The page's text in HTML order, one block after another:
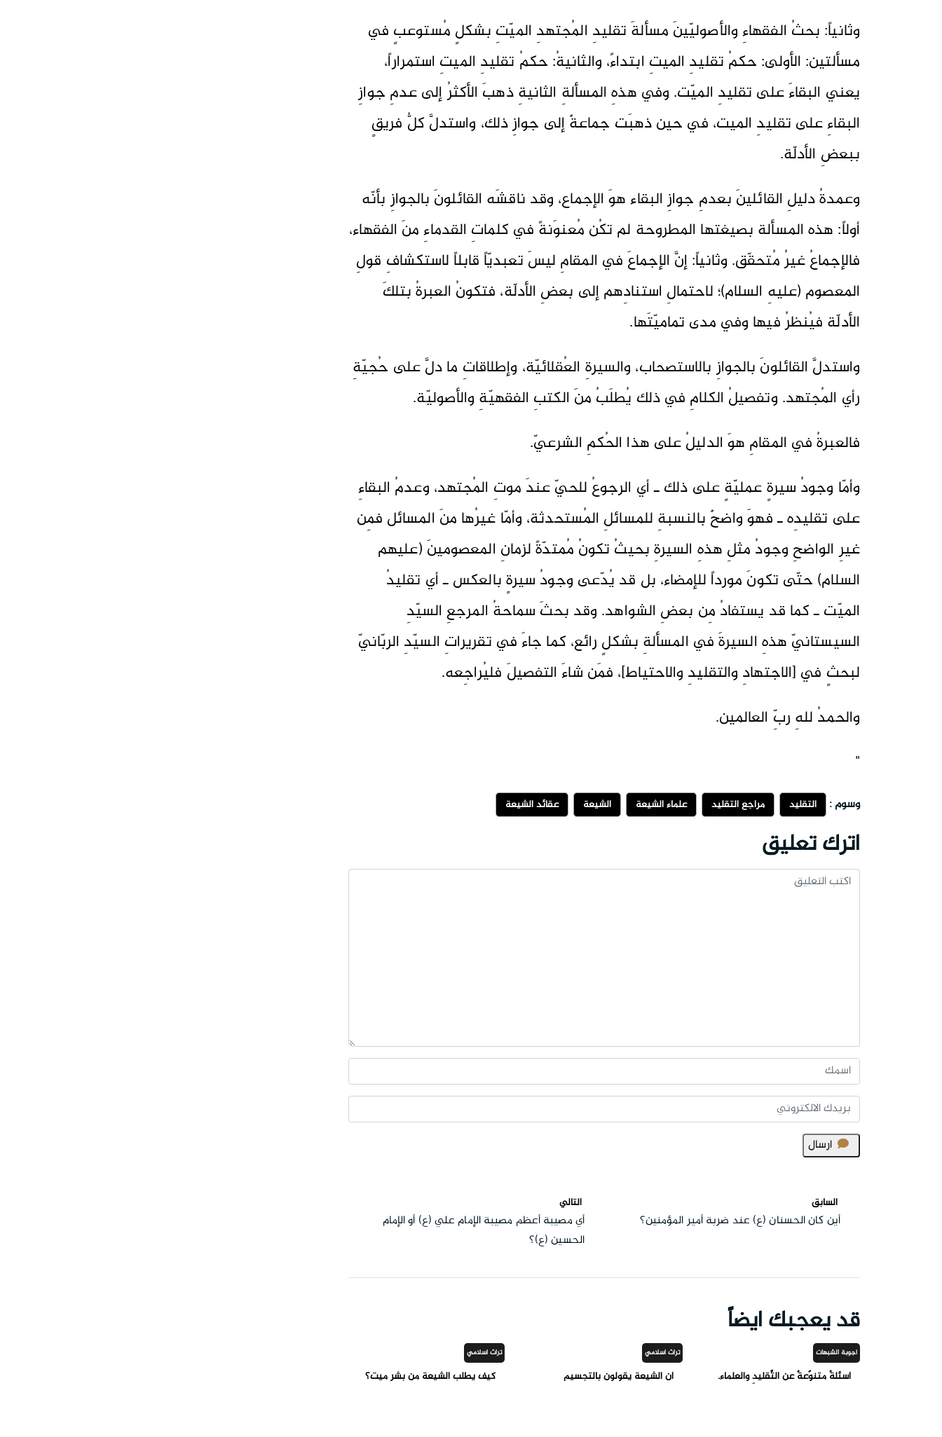
وثانياً: بحثُ الفقهاءِ والأصوليّينَ مسألةَ تقليدِ المُجتهدِ الميّتِ بشكلٍ مُستوعبٍ في
مسألتين: الأولى: حكمُ تقليدِ الميتِ ابتداءً، والثانيةُ: حكمُ تقليدِ الميتِ استمراراً،
يعني البقاءَ على تقليدِ الميّت. وفي هذهِ المسألةِ الثانيةِ ذهبَ الأكثرُ إلى عدمِ جوازِ
البقاءِ على تقليدِ الميت، في حين ذهبَت جماعةٌ إلى جوازِ ذلك، واستدلَّ كلُّ فريقٍ
ببعضِ الأدلّة.
وعمدةُ دليلِ القائلينَ بعدمِ جوازِ البقاء هوَ الإجماع، وقد ناقشَه القائلونَ بالجوازِ بأنّه
أولاً: هذه المسألة بصيغتها المطروحة لم تكُن مُعنوَنةً في كلماتِ القدماءِ منَ الفقهاء،
فالإجماعُ غيرُ مُتحقّق. وثانياً: إنَّ الإجماعَ في المقامِ ليسَ تعبديّاً قابلاً لاستكشافِ قولِ
المعصوم (عليهِ السلام)؛ لاحتمالِ استنادِهم إلى بعضِ الأدلّة، فتكونُ العبرةُ بتلكَ
الأدلّة فيُنظرُ فيها وفي مدى تماميّتَها.
واستدلَّ القائلونَ بالجوازِ بالاستصحاب، والسيرةِ العُقلائيّة، وإطلاقاتِ ما دلَّ على حُجيّةِ
رأي المُجتهد. وتفصيلُ الكلامِ في ذلك يُطلَبُ منَ الكتبِ الفقهيّةِ والأصوليّة.
فالعبرةُ في المقامِ هوَ الدليلُ على هذا الحُكمِ الشرعيّ.
وأمّا وجودُ سيرةٍ عمليّةٍ على ذلك ـ أي الرجوعُ للحيّ عندَ موتِ المُجتهد، وعدمُ البقاءِ
على تقليدِه ـ فهوَ واضحٌ بالنسبةِ للمسائلِ المُستحدثة، وأمّا غيرُها منَ المسائل فمِن
غيرِ الواضحِ وجودُ مثلِ هذهِ السيرةِ بحيثُ تكونُ مُمتدّةً لزمانِ المعصومينَ (عليهم
السلام) حتّى تكونَ مورداً للإمضاء، بل قد يُدّعى وجودُ سيرةٍ بالعكس ـ أي تقليدُ
الميّت ـ كما قد يستفادُ مِن بعضِ الشواهد. وقد بحثَ سماحةُ المرجعِ السيّدِ
السيستانيّ هذهِ السيرةَ في المسألةِ بشكلٍ رائع، كما جاءَ في تقريراتِ السيّدِ الربّانيّ
لبحثٍ في [الاجتهادِ والتقليدِ والاحتياط]، فمَن شاءَ التفصيلَ فليُراجِعه.
والحمدُ للهِ ربِّ العالمين.
"
وسوم : التقليد مراجع التقليد علماء الشيعة الشيعة عقائد الشيعة
اترك تعليق
ارسال
السابق
أين كان الحسنان (ع) عند ضربة أمير المؤمنين؟
التالي
أي مصيبة أعظم مصيبة الإمام علي (ع) أو الإمام
الحسين (ع)؟
قد يعجبك ايضاً
أجوبة الشبهات
أسئلةٌ متنوّعةٌ عن التَّقليدِ والعلماء.
تراث اسلامي
أن الشيعة يقولون بالتجسيم
تراث اسلامي
كيف يطلب الشيعة من بشر ميت؟